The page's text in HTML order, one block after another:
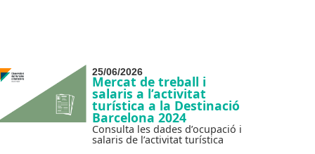
25/06/2026
Mercat de treball i
salaris a l’activitat
turística a la Destinació
Barcelona 2024
Consulta les dades d’ocupació i
salaris de l’activitat turística